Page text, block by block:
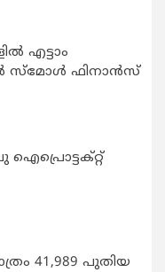
എട്ടാം
സ്മോൾ ഫിനാൻസ്
41,989 പുതിയ